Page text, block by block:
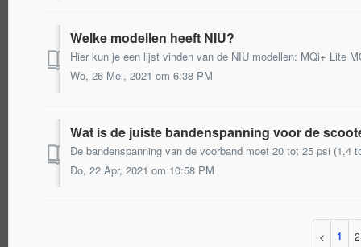
Welke modellen heeft NIU?
Wo, 26 Mei, 2021 om 6:38 PM
Wat is de juiste bandenspanning voor de
Do, 22 Apr, 2021 om 10:58 PM
1 2